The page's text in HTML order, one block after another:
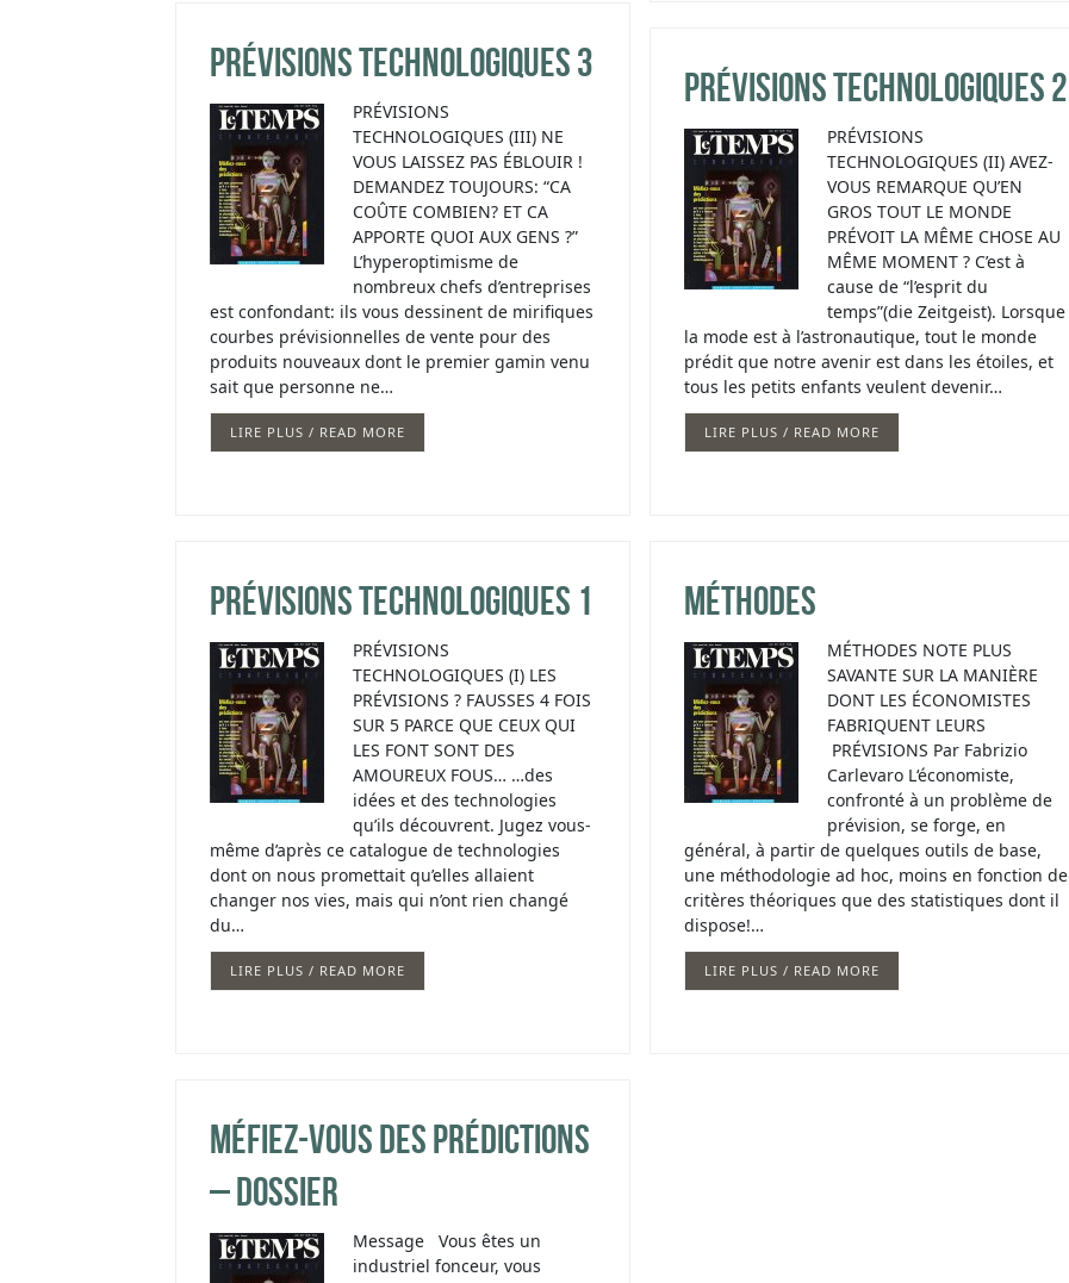
Prévisions technologiques 3
PRÉVISIONS
TECHNOLOGIQUES (III) NE
VOUS LAISSEZ PAS ÉBLOUIR !
DEMANDEZ TOUJOURS: “CA
COÛTE COMBIEN? ET CA
APPORTE QUOI AUX GENS ?”
L’hyperoptimisme de
nombreux chefs d’entreprises
est confondant: ils vous dessinent de mirifiques
courbes prévisionnelles de vente pour des
produits nouveaux dont le premier gamin venu
sait que personne ne…
LIRE PLUS / READ MORE
Prévisions technologiques 2
PRÉVISIONS
TECHNOLOGIQUES (II) AVEZ-
VOUS REMARQUE QU’EN
GROS TOUT LE MONDE
PRÉVOIT LA MÊME CHOSE AU
MÊME MOMENT ? C’est à
cause de “l’esprit du
temps”(die Zeitgeist). Lorsque
la mode est à l’astronautique, tout le monde
prédit que notre avenir est dans les étoiles, et
tous les petits enfants veulent devenir…
LIRE PLUS / READ MORE
Prévisions technologiques 1
PRÉVISIONS
TECHNOLOGIQUES (I) LES
PRÉVISIONS ? FAUSSES 4 FOIS
SUR 5 PARCE QUE CEUX QUI
LES FONT SONT DES
AMOUREUX FOUS… …des
idées et des technologies
qu’ils découvrent. Jugez vous-
même d’après ce catalogue de technologies
dont on nous promettait qu’elles allaient
changer nos vies, mais qui n’ont rien changé
du…
LIRE PLUS / READ MORE
Méthodes
MÉTHODES NOTE PLUS
SAVANTE SUR LA MANIÈRE
DONT LES ÉCONOMISTES
FABRIQUENT LEURS
PRÉVISIONS Par Fabrizio
Carlevaro L‘économiste,
confronté à un problème de
prévision, se forge, en
général, à partir de quelques outils de base,
une méthodologie ad hoc, moins en fonction de
critères théoriques que des statistiques dont il
dispose!…
LIRE PLUS / READ MORE
Méfiez-vous des prédictions
– dossier
Message Vous êtes un
industriel fonceur, vous